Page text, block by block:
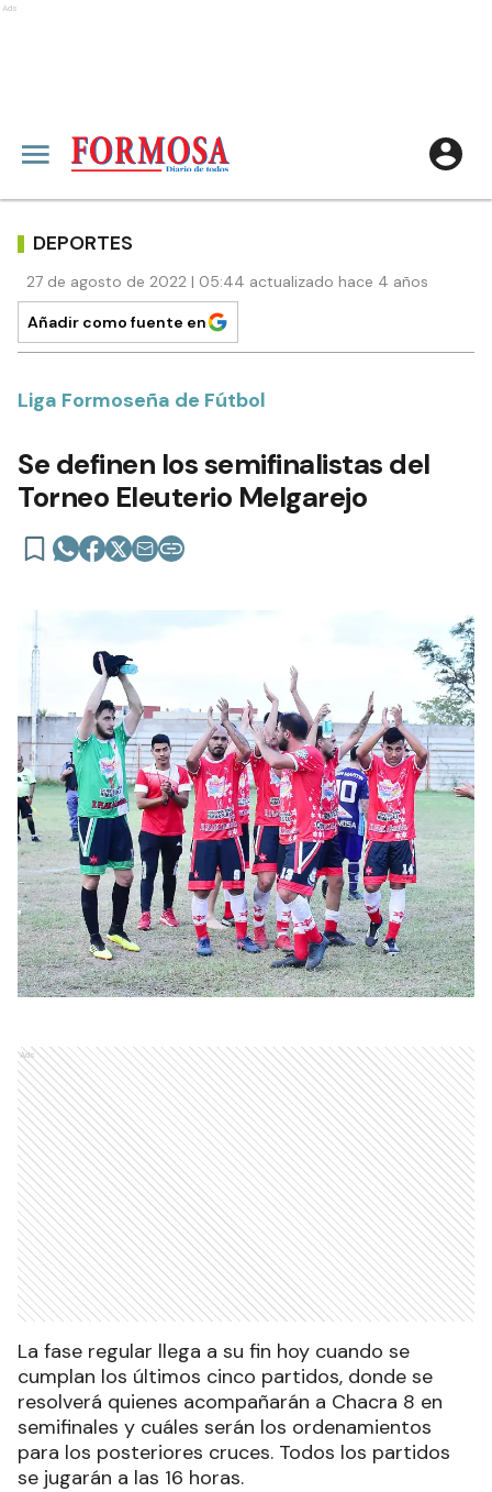
Ads
DEPORTES
27 de agosto de 2022 | 05:44 actualizado hace 4 años
Añadir como fuente en
Liga Formoseña de Fútbol
Se definen los semifinalistas del
Torneo Eleuterio Melgarejo
Ads
La fase regular llega a su fin hoy cuando se
cumplan los últimos cinco partidos, donde se
resolverá quienes acompañarán a Chacra 8 en
semifinales y cuáles serán los ordenamientos
para los posteriores cruces. Todos los partidos
se jugarán a las 16 horas.